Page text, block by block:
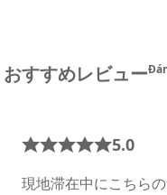
おすすめレビュー
5.0
現地滞在中にこちら